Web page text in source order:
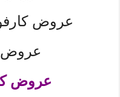
عروض
عروض
عروض